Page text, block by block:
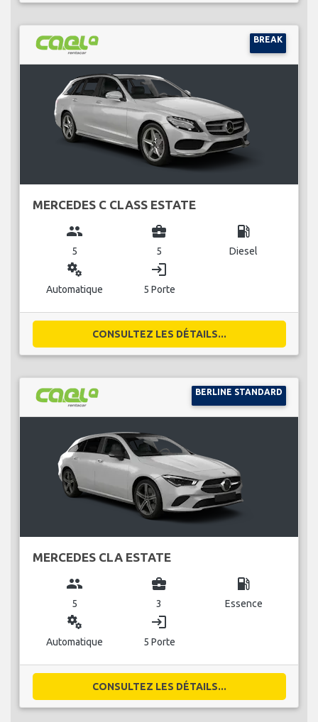
BREAK
MERCEDES C CLASS ESTATE
group
5
business_center
5
local_gas_station
Diesel
miscellaneous_services
Automatique
login
5 Porte
CONSULTEZ LES DÉTAILS...
BERLINE STANDARD
MERCEDES CLA ESTATE
group
5
business_center
3
local_gas_station
Essence
miscellaneous_services
Automatique
login
5 Porte
CONSULTEZ LES DÉTAILS...